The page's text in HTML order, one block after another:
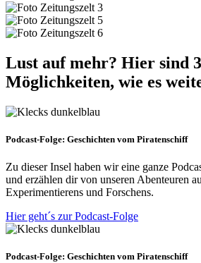
Lust auf mehr? Hier sind 3
Möglichkeiten, wie es
Podcast-Folge: Geschichten vom Piratenschiff
Zu dieser Insel haben wir eine ganze
und erzählen dir von unseren Abenteuren
Experimentierens und Forschens.
Hier geht´s zur Podcast-Folge
Podcast-Folge: Geschichten vom Piratenschiff